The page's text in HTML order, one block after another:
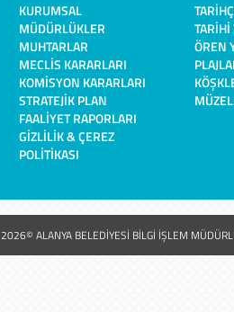
KURUMSAL
MÜDÜRLÜKLER
MUHTARLAR
MECLIS KARARLARI
KOMISYON KARARLARI
STRATEJIK PLAN
FAALIYET RAPORLARI
GIZLILIK & ÇEREZ
POLITIKASI
TARIHI
ÖREN
2026© ALANYA BELEDİYESİ BİLGİ İŞLEM